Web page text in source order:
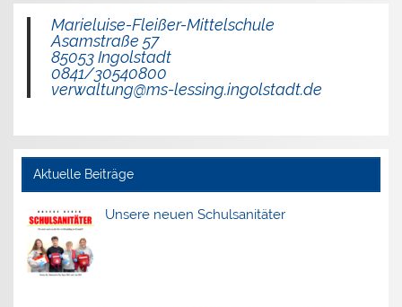
Marieluise-Fleißer-Mittelschule
Asamstraße 57
85053 Ingolstadt
0841/30540800
verwaltung@ms-lessing.ingolstadt.de
Aktuelle Beiträge
Unsere neuen Schulsanitäter